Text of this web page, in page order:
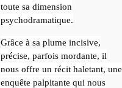
toute sa dimension
psychodramatique.
Grâce à sa plume incisive,
précise, parfois mordante, il
nous offre un récit haletant, une
enquête palpitante qui nous